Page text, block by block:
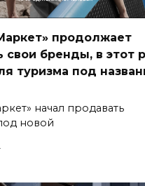
продолжает
свои бренды, в этот
туризма под
начал продавать
новой